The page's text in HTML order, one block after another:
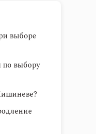
выборе
по выбору